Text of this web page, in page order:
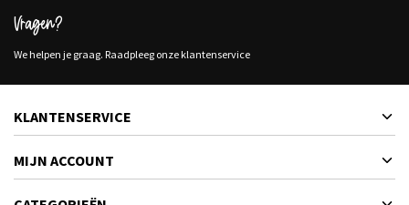
Vragen?
We helpen je graag. Raadpleeg onze klantenservice
KLANTENSERVICE
MIJN ACCOUNT